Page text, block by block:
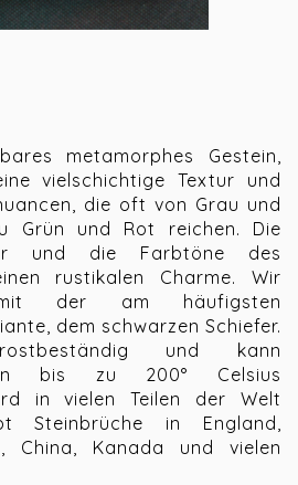
metamorphes Gestein,
vielschichtige Textur und
die oft von Grau und
Grün und Rot reichen. Die
und die Farbtöne des
rustikalen Charme. Wir
der am häufigsten
dem schwarzen Schiefer.
und kann
bis zu 200° Celsius
in vielen Teilen der Welt
Steinbrüche in England,
China, Kanada und vielen